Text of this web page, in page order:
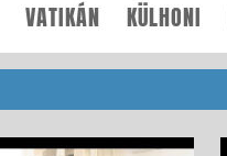
VATIKÁN KÜLHONI